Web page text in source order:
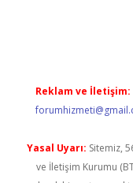
Reklam ve İletişim:
Yasal Uyarı: Sitemiz,
ve İletişim Kurumu